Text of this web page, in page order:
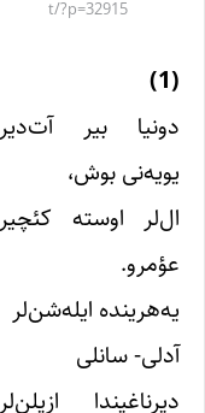
t/?p=32915
(1)
دونیا بیر آت‌دیر
یویه‌نی بوش،
ال‌لر اوسته کئچیر
عؤمرو.
یه‌هرینده ایله‌شن‌لر
آدلی- سانلی
دیرناغیندا ازیلن‌لر